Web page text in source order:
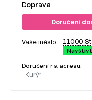
Doprava
Doručení
Vaše město:
11000
Doručení na adresu:
- Kurýr